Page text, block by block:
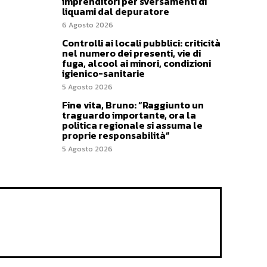
liquami dal depuratore
6 Agosto 2026
Controlli ai locali pubblici: criticità
nel numero dei presenti, vie di
fuga, alcool ai minori, condizioni
igienico-sanitarie
5 Agosto 2026
Fine vita, Bruno: “Raggiunto un
traguardo importante, ora la
politica regionale si assuma le
proprie responsabilità”
5 Agosto 2026